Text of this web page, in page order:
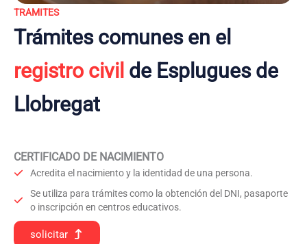
TRAMITES
Trámites comunes en el
registro civil de Esplugues de
Llobregat
CERTIFICADO DE NACIMIENTO
Acredita el nacimiento y la identidad de una persona.
Se utiliza para trámites como la obtención del DNI, pasaporte
o inscripción en centros educativos.
solicitar